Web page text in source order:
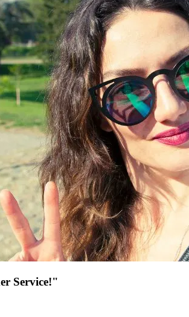
Service!"